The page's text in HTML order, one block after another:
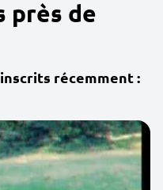
près de
récemment :